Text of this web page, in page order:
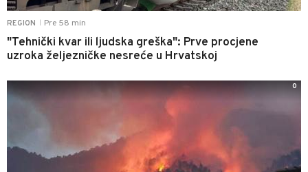
REGION Pre 58 min
"Tehnički kvar ili ljudska greška": Prve procjene
uzroka željezničke nesreće u Hrvatskoj
0